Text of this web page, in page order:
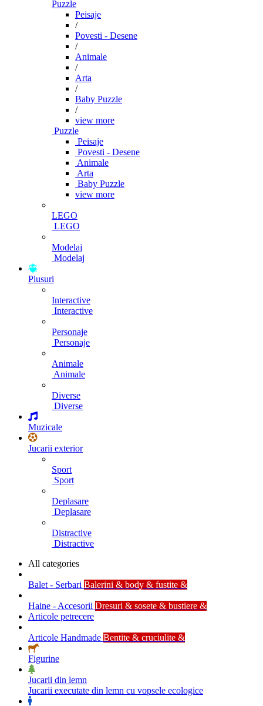
Puzzle
Peisaje
/
Povesti - Desene
/
Animale
/
Arta
/
Baby Puzzle
/
view more
Puzzle
Peisaje
Povesti - Desene
Animale
Arta
Baby Puzzle
view more
LEGO
LEGO
Modelaj
Modelaj
Plusuri
Interactive
Interactive
Personaje
Personaje
Animale
Animale
Diverse
Diverse
Muzicale
Jucarii exterior
Sport
Sport
Deplasare
Deplasare
Distractive
Distractive
All categories
Balet - Serbari Balerini & body & fustite &
Haine - Accesorii Dresuri & sosete & bustiere &
Articole petrecere
Articole Handmade Bentite & cruciulite &
Figurine
Jucarii din lemn
Jucarii executate din lemn cu vopsele ecologice